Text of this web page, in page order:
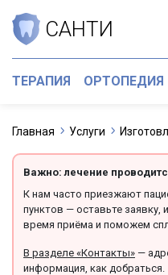
САНТИ
ТЕРАПИЯ ОРТОПЕДИЯ
Главная Услуги
Важно: лечение
К нам часто приезжают
пунктов — оставьте
время приёма и поможем
В разделе «Контакты» —
информация, как добраться.